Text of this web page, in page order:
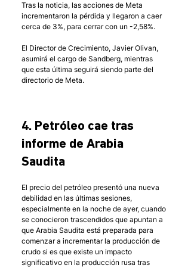
Tras la noticia, las acciones de Meta
incrementaron la pérdida y llegaron a caer
cerca de 3%, para cerrar con un -2,58%.
El Director de Crecimiento, Javier Olivan,
asumirá el cargo de Sandberg, mientras
que esta última seguirá siendo parte del
directorio de Meta.
4. Petróleo cae tras
informe de Arabia
Saudita
El precio del petróleo presentó una nueva
debilidad en las últimas sesiones,
especialmente en la noche de ayer, cuando
se conocieron trascendidos que apuntan a
que Arabia Saudita está preparada para
comenzar a incrementar la producción de
crudo si es que existe un impacto
significativo en la producción rusa tras